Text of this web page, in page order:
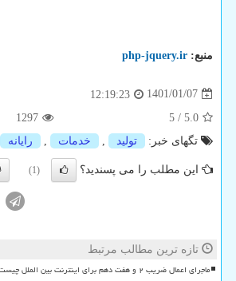
منبع: php-jquery.ir
1401/01/07
12:19:23
5.0
/
5
1297
تگهای خبر:
تولید خدمات رایانه
این مطلب را می پسندید؟ (1)
تازه ترین مطالب مرتبط
ماجرای اعمال ضریب ۲ و هفت دهم برای اینترنت بین الملل چیست؟